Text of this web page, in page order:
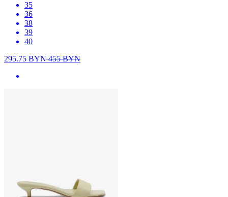
35
36
38
39
40
295.75 BYN455BYN